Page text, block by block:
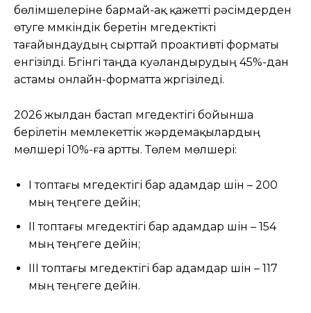
бөлімшелеріне бармай-ақ қажетті рәсімдерден
өтуге мүмкіндік беретін мүгедектікті
тағайындаудың сырттай проактивті форматы
енгізілді. Бүгінгі таңда куәландырудың 45%-дан
астамы онлайн-форматта жүргізіледі.
2026 жылдан бастап мүгедектігі бойынша
берілетін мемлекеттік жәрдемақылардың
мөлшері 10%-ға артты. Төлем мөлшері:
I топтағы мүгедектігі бар адамдар үшін – 200
мың теңгеге дейін;
II топтағы мүгедектігі бар адамдар үшін – 154
мың теңгеге дейін;
III топтағы мүгедектігі бар адамдар үшін – 117
мың теңгеге дейін.